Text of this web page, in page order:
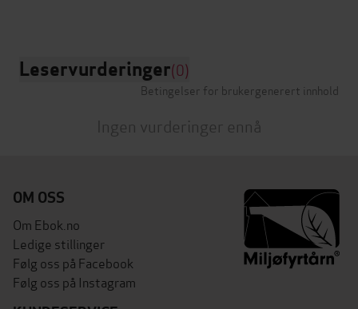
Leservurderinger(0)
Betingelser for brukergenerert innhold
Ingen vurderinger ennå
OM OSS
Om Ebok.no
Ledige stillinger
Følg oss på Facebook
Følg oss på Instagram